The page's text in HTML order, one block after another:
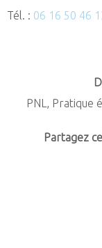
Tél. : 06 16 50 46
PNL, Pratique
Partagez